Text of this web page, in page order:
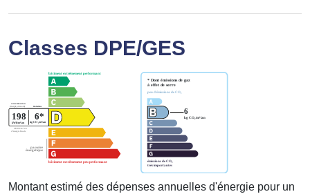
Classes DPE/GES
Montant estimé des dépenses annuelles d'énergie pour un